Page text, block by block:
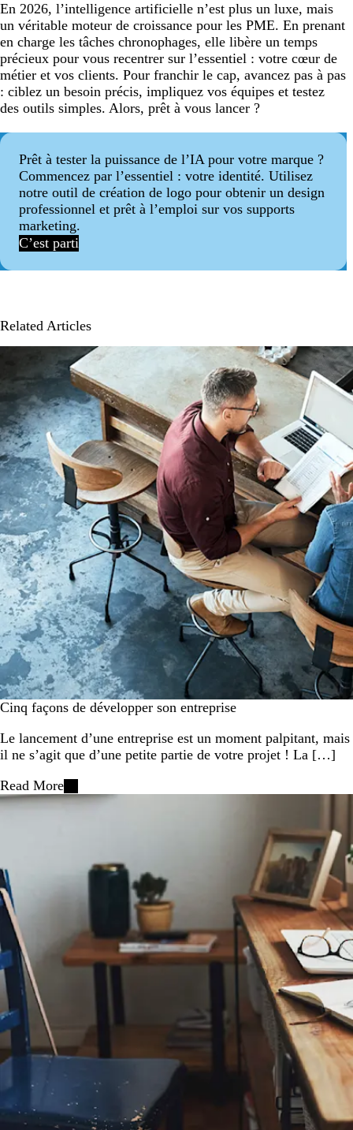
En 2026, l’intelligence artificielle n’est plus un luxe, mais
un véritable moteur de croissance pour les PME. En prenant
en charge les tâches chronophages, elle libère un temps
précieux pour vous recentrer sur l’essentiel : votre cœur de
métier et vos clients. Pour franchir le cap, avancez pas à pas
: ciblez un besoin précis, impliquez vos équipes et testez
des outils simples. Alors, prêt à vous lancer ?
Prêt à tester la puissance de l’IA pour votre marque ?
Commencez par l’essentiel : votre identité. Utilisez
notre outil de création de logo pour obtenir un design
professionnel et prêt à l’emploi sur vos supports
marketing.
C’est parti
Related Articles
Cinq façons de développer son entreprise
Le lancement d’une entreprise est un moment palpitant, mais
il ne s’agit que d’une petite partie de votre projet ! La […]
Read More